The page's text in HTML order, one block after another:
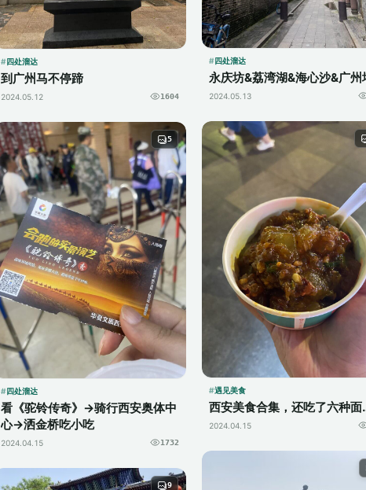
四处溜达
永庆坊&荔湾湖&海心沙&广州
2024.05.13
四处溜达
到广州马不停蹄
2024.05.12 1604
遇见美食
西安美食合集，还吃了六种
2024.04.15
5
四处溜达
看《驼铃传奇》→骑行西安奥体中
心→洒金桥吃小吃
2024.04.15 1732
9